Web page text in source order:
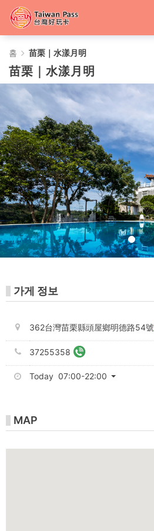
苗
栗
｜
水
漾
月
明
-
CT-
PASS
홈 苗栗｜水漾月明
苗栗｜水漾月明
가게 정보
362台灣苗栗縣頭屋鄉明德路54號
37255358
Today 07:00-22:00
MAP